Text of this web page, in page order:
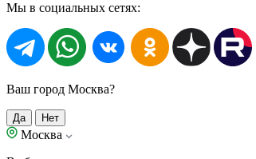
Мы в социальных сетях:
Ваш город Москва?
Да Нет
Москва